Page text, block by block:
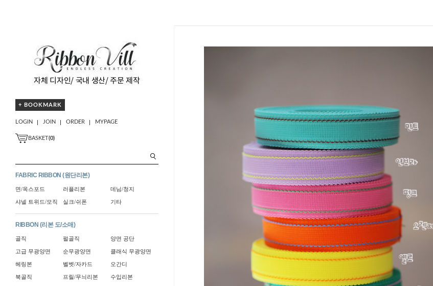
+ BOOKMARK
LOGIN JOIN ORDER MYPAGE
BASKET (0)
FABRIC RIBBON (원단리본)
면/옥스포드 러플리본 데님/청지
샤넬 트위드/모직 실크/쉬폰 기타
RIBBON (리본 도/소매)
골직 펄골직 양면 공단
고급 무광양면 순무광양면 클래식 무광양면
헤링본 벨벳/자카드 오간디
북골직 프릴/무늬리본 수입리본